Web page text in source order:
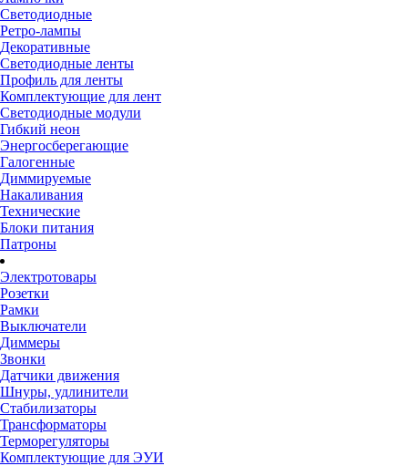
Светодиодные
Ретро-лампы
Декоративные
Светодиодные ленты
Профиль для ленты
Комплектующие для лент
Светодиодные модули
Гибкий неон
Энергосберегающие
Галогенные
Диммируемые
Накаливания
Технические
Блоки питания
Патроны
Электротовары
Розетки
Рамки
Выключатели
Диммеры
Звонки
Датчики движения
Шнуры, удлинители
Стабилизаторы
Трансформаторы
Терморегуляторы
Комплектующие для ЭУИ